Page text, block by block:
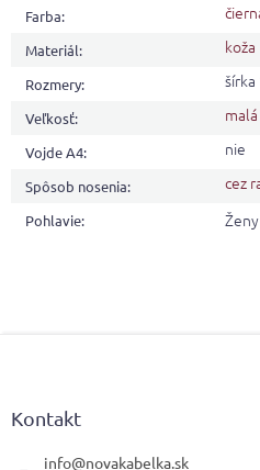
Farba:
Materiál: koža
Rozmery: šírka
Veľkosť: malá
Vojde A4: nie
Spôsob nosenia: cez
Pohlavie: Ženy
Kontakt
info@novakabelka.sk